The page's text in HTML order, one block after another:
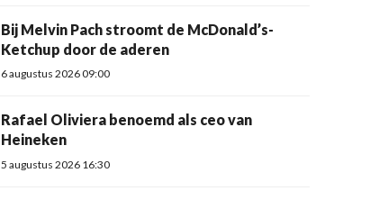
Bij Melvin Pach stroomt de McDonald’s-
Ketchup door de aderen
6 augustus 2026 09:00
Rafael Oliviera benoemd als ceo van
Heineken
5 augustus 2026 16:30